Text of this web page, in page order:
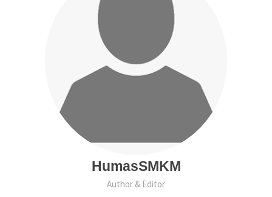
HumasSMKM
Author & Editor